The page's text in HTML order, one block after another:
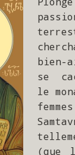
bien-
se
le
(que